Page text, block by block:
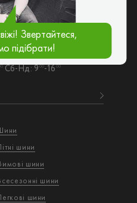
шини
шини
шини
шини
70-110
Сб-Нд: 9 00-16 00
Звертайтеся,
підібрати!